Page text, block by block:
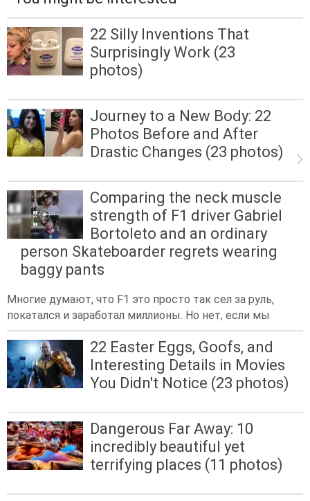
22 Silly Inventions That
Surprisingly Work (23
photos)
Journey to a New Body: 22
Photos Before and After
Drastic Changes (23 photos)
Comparing the neck muscle
strength of F1 driver Gabriel
Bortoleto and an ordinary
person Skateboarder regrets wearing
baggy pants
Многие думают, что F1 это просто так сел за руль,
покатался и заработал миллионы. Но нет, если мы
22 Easter Eggs, Goofs, and
Interesting Details in Movies
You Didn't Notice (23 photos)
Dangerous Far Away: 10
incredibly beautiful yet
terrifying places (11 photos)